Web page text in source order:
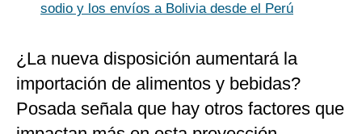
sodio y los envíos a Bolivia desde el Perú
¿La nueva disposición aumentará la
importación de alimentos y bebidas?
Posada señala que hay otros factores que